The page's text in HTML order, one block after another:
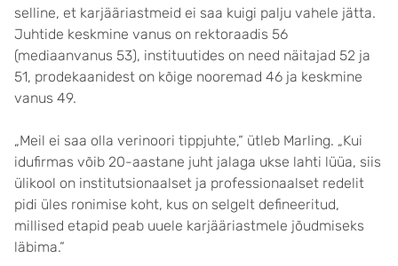
selline, et karjääriastmeid ei saa kuigi palju vahele jätta.
Juhtide keskmine vanus on rektoraadis 56
(mediaanvanus 53), instituutides on need näitajad 52 ja
51, prodekaanidest on kõige nooremad 46 ja keskmine
vanus 49.
„Meil ei saa olla verinoori tippjuhte,“ ütleb Marling. „Kui
idufirmas võib 20-aastane juht jalaga ukse lahti lüüa, siis
ülikool on institutsionaalset ja professionaalset redelit
pidi üles ronimise koht, kus on selgelt defineeritud,
millised etapid peab uuele karjääriastmele jõudmiseks
läbima.“